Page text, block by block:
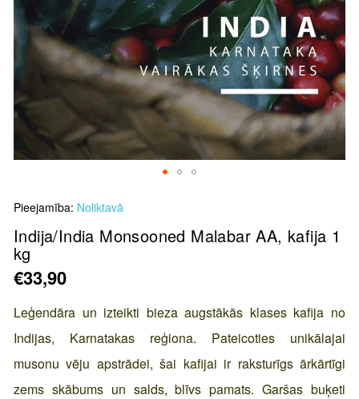
to
the
beginning
of
the
images
Pieejamība: Noliktavā
Indija/India Monsooned Malabar AA, kafija 1
kg
€33,90
Leģendāra un izteikti bieza augstākās klases kafija no
Indijas, Karnatakas reģiona. Pateicoties unikālajai
musonu vēju apstrādei, šai kafijai ir raksturīgs ārkārtīgi
zems skābums un salds, blīvs pamats. Garšas buķeti